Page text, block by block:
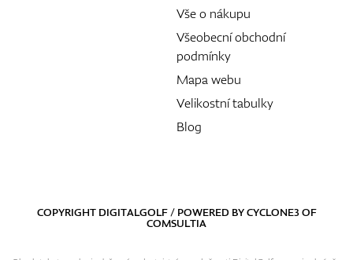
Vše o nákupu
Všeobecní obchodní
podmínky
Mapa webu
Velikostní tabulky
Blog
COPYRIGHT DIGITALGOLF / POWERED BYCYCLONE3OF
COMSULTIA